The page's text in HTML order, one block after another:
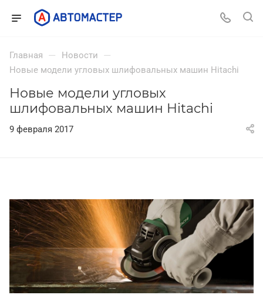
Главная — Новости —
Новые модели угловых шлифовальных машин Hitachi
Новые модели угловых
шлифовальных машин Hitachi
9 февраля 2017